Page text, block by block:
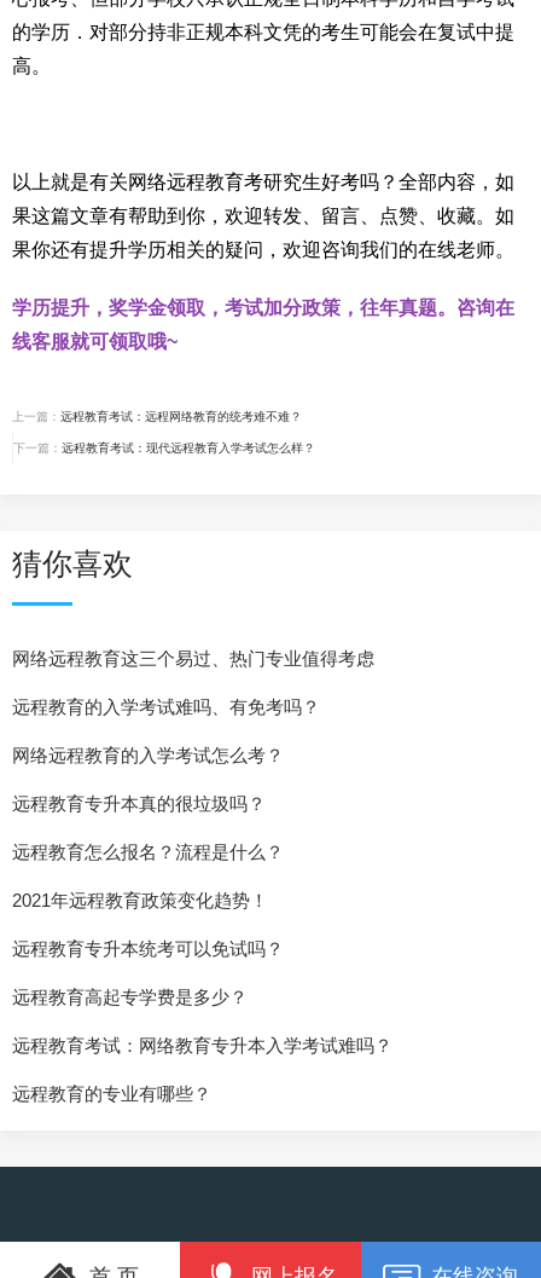
的学历．对部分持非正规本科文凭的考生可能会在复试中提
高。
以上就是有关网络远程教育考研究生好考吗？全部内容，如
果这篇文章有帮助到你，欢迎转发、留言、点赞、收藏。如
果你还有提升学历相关的疑问，欢迎咨询我们的在线老师。
学历提升，奖学金领取，考试加分政策，往年真题。咨询在
线客服就可领取哦~
上一篇： 远程教育考试：远程网络教育的统考难不难？
下一篇： 远程教育考试：现代远程教育入学考试怎么样？
猜你喜欢
网络远程教育这三个易过、热门专业值得考虑
远程教育的入学考试难吗、有免考吗？
网络远程教育的入学考试怎么考？
远程教育专升本真的很垃圾吗？
远程教育怎么报名？流程是什么？
2021年远程教育政策变化趋势！
远程教育专升本统考可以免试吗？
远程教育高起专学费是多少？
远程教育考试：网络教育专升本入学考试难吗？
远程教育的专业有哪些？